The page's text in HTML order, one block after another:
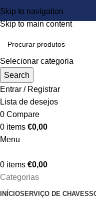
Skip to navigation
Skip to main content
Selecionar categoria
Search
Entrar / Registrar
Lista de desejos
0 Compare
0 items €0,00
Menu
0 items €0,00
Categorias
INÍCIOSERVIÇO DE CHAVES